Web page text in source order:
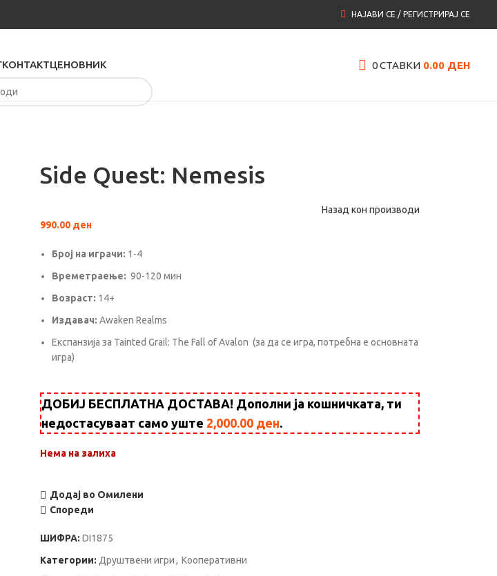
НАЈАВИ СЕ / РЕГИСТРИРАЈ СЕ
КОНТАКТЦЕНОВНИК 0СТАВКИ 0.00 ДЕН
Side Quest: Nemesis
Назад кон производи
990.00 ден
Број на играчи: 1-4
Времетраење: 90-120 мин
Вoзраст: 14+
Издавач: Awaken Realms
Експанзија за Tainted Grail: The Fall of Avalon (за да се игра, потребна е основната
игра)
ДОБИЈ БЕСПЛАТНА ДОСТАВА! Дополни ја кошничката, ти
недостасуваат само уште 2,000.00 ден.
Нема на залиха
Додај во Омилени
Спореди
ШИФРА: DI1875
Категории: Друштвени игри, Кооперативни